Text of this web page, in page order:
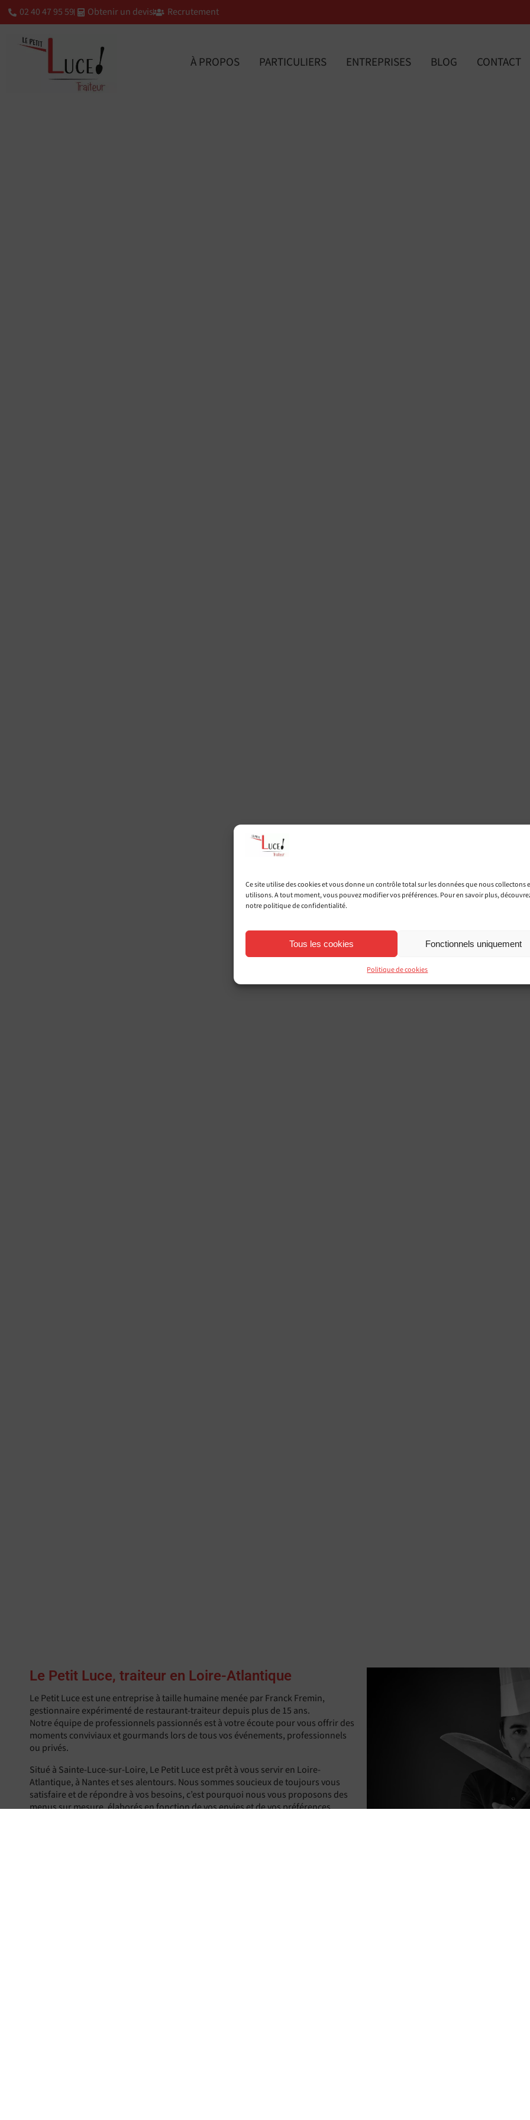
Ce site utilise des cookies et vous donne un contrôle total sur les données que nous collectons
utilisons. A tout moment, vous pouvez modifier vos préférences. Pour en savoir plus,
notre politique de confidentialité.
Tous les cookies Fonctionnels uniquement
Politique de cookies
02 40 47 95 59 Obtenir un devis Recrutement
À PROPOS PARTICULIERS ENTREPRISES BLOG CONTACT
Traiteur en Loire-
vos événements
privés
Le Petit Luce, traiteur en Loire-Atlantique
Le Petit Luce est une entreprise à taille humaine menée par Franck Fremin,
gestionnaire expérimenté de restaurant-traiteur depuis plus de 15 ans.
Notre équipe de professionnels passionnés est à votre écoute pour vous offrir des
moments conviviaux et gourmands lors de tous vos événements, professionnels
ou privés.
Situé à Sainte-Luce-sur-Loire, Le Petit Luce est prêt à vous servir en Loire-
Atlantique, à Nantes et ses alentours. Nous sommes soucieux de toujours vous
satisfaire et de répondre à vos besoins, c’est pourquoi nous vous proposons des
menus sur mesure, élaborés en fonction de vos envies et de vos préférences.